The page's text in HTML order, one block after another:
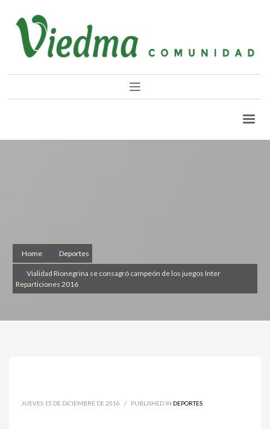
Home Deportes
Vialidad Rionegrina se consagró campeón de los juegos Inter
Reparticiones 2016
JUEVES 15 DE DICIEMBRE DE 2016 / PUBLISHED IN DEPORTES